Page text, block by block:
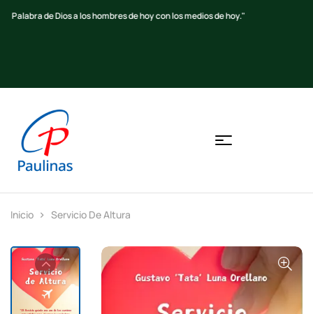
Beato S. Alberione
Inicio Servicio De Altura